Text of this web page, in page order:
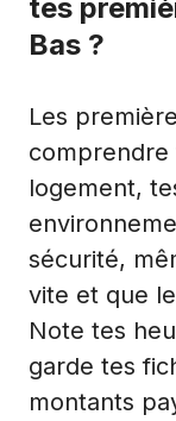
tes
Bas ?
Les
logement,
sécurité,
vite et que
Note tes
garde tes
montants